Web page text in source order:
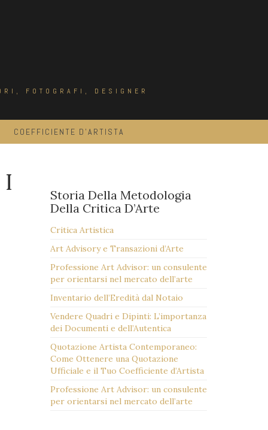
FOTOGRAFI, DESIGNER
COEFFICIENTE D’ARTISTA
Storia Della Metodologia
Della Critica D’Arte
Critica Artistica
Art Advisory e Transazioni d’Arte
Professione Art Advisor: un consulente
per orientarsi nel mercato dell’arte
Inventario dell’Eredità dal Notaio
Vendere Quadri e Dipinti: L’importanza
dei Documenti e dell’Autentica
Quotazione Artista Contemporaneo:
Come Ottenere una Quotazione
Ufficiale e il Tuo Coefficiente d’Artista
Professione Art Advisor: un consulente
per orientarsi nel mercato dell’arte